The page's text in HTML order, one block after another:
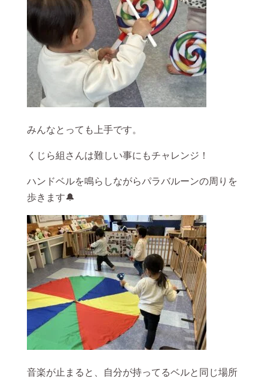
みんなとっても上手です。
くじら組さんは難しい事にもチャレンジ！
ハンドベルを鳴らしながらパラバルーンの周りを
歩きます🔔
音楽が止まると、自分が持ってるベルと同じ場所